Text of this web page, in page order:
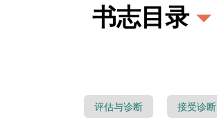
书志目录
评估与诊断 接受诊断